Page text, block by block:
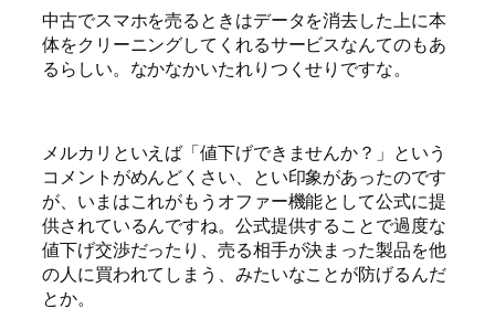
中古でスマホを売るときはデータを消去した上に本
体をクリーニングしてくれるサービスなんてのもあ
るらしい。なかなかいたれりつくせりですな。
メルカリといえば「値下げできませんか？」という
コメントがめんどくさい、とい印象があったのです
が、いまはこれがもうオファー機能として公式に提
供されているんですね。公式提供することで過度な
値下げ交渉だったり、売る相手が決まった製品を他
の人に買われてしまう、みたいなことが防げるんだ
とか。